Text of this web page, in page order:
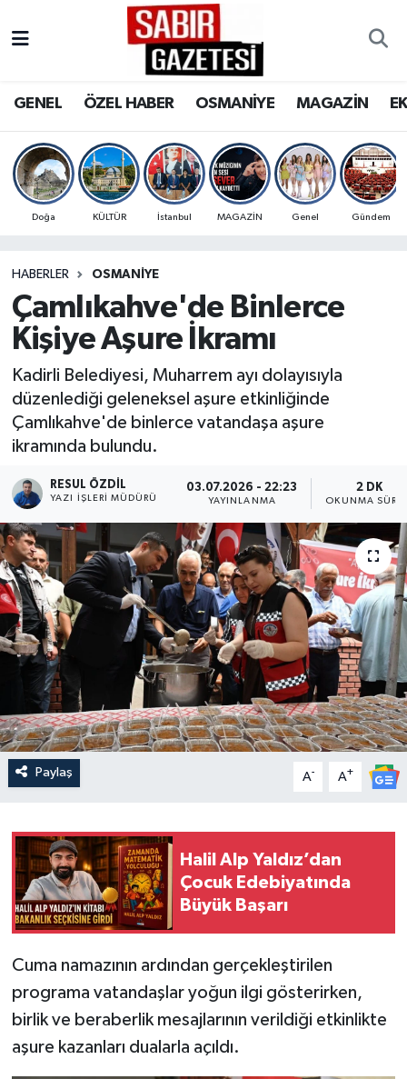
GENEL ÖZEL HABER OSMANİYE MAGAZİN
Doğa KÜLTÜR İstanbul MAGAZİN Genel Gündem
HABERLER OSMANIYE
Çamlıkahve'de Binlerce
Kişiye Aşure İkramı
Kadirli Belediyesi, Muharrem ayı dolayısıyla
düzenlediği geleneksel aşure etkinliğinde
Çamlıkahve'de binlerce vatandaşa aşure
ikramında bulundu.
RESUL ÖZDIL
YAZI İŞLERI MÜDÜRÜ
03.07.2026 - 22:23
YAYINLANMA
2 DK
OKUNMA
Paylaş A- A+
Halil Alp Yaldız’dan
Çocuk Edebiyatında
Büyük Başarı
Cuma namazının ardından gerçekleştirilen
programa vatandaşlar yoğun ilgi gösterirken,
birlik ve beraberlik mesajlarının verildiği etkinlikte
aşure kazanları dualarla açıldı.
OSMANİYE
MAGAZİN
SPOR
RESMİ İLANLAR
Osmaniye Nöbetçi Eczaneler
Osmaniye Trafik Yoğunluk Haritası
Süper Lig Puan Durumu ve Fikstür
Son Dakika Haberleri
Haber Arşivi